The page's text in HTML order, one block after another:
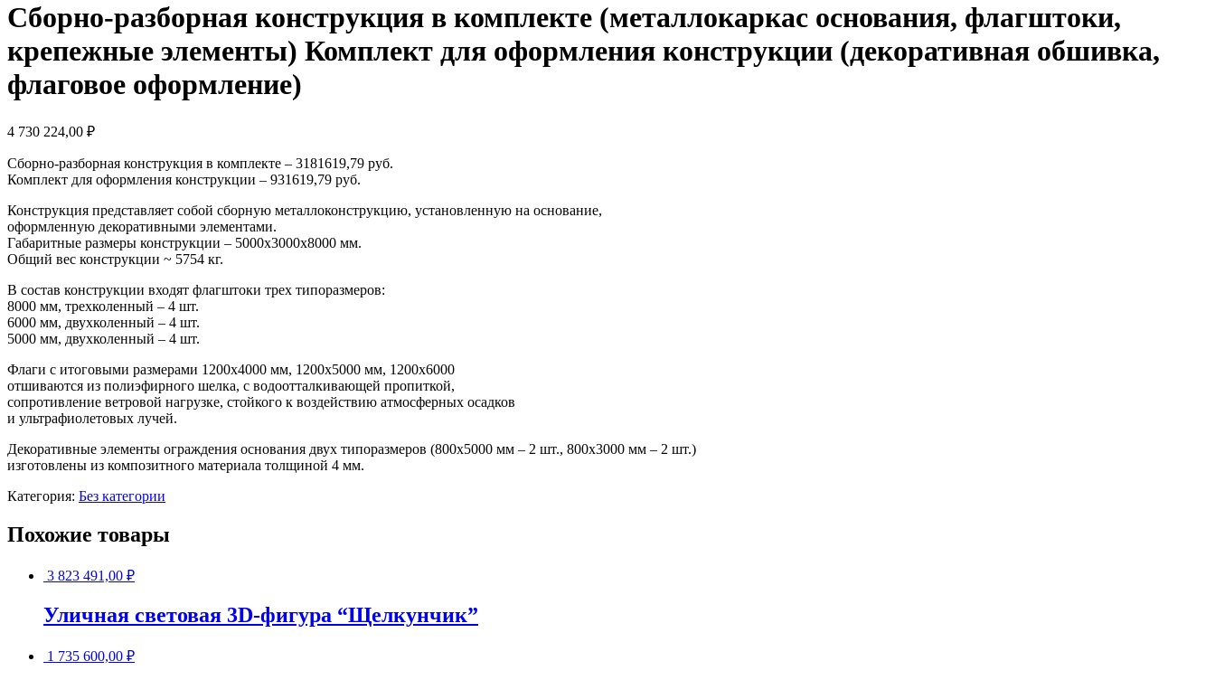
Сборно-разборная конструкция в комплекте (металлокаркас основания, флагштоки,
крепежные элементы) Комплект для оформления конструкции (декоративная обшивка,
флаговое оформление)
4 730 224,00 ₽
Сборно-разборная конструкция в комплекте – 3181619,79 руб.
Комплект для оформления конструкции – 931619,79 руб.
Конструкция представляет собой сборную металлоконструкцию, установленную на основание,
оформленную декоративными элементами.
Габаритные размеры конструкции – 5000х3000х8000 мм.
Общий вес конструкции ~ 5754 кг.
В состав конструкции входят флагштоки трех типоразмеров:
8000 мм, трехколенный – 4 шт.
6000 мм, двухколенный – 4 шт.
5000 мм, двухколенный – 4 шт.
Флаги с итоговыми размерами 1200х4000 мм, 1200х5000 мм, 1200х6000
отшиваются из полиэфирного шелка, с водоотталкивающей пропиткой,
сопротивление ветровой нагрузке, стойкого к воздействию атмосферных осадков
и ультрафиолетовых лучей.
Декоративные элементы ограждения основания двух типоразмеров (800х5000 мм – 2 шт., 800х3000 мм – 2 шт.)
изготовлены из композитного материала толщиной 4 мм.
Категория: Без категории
Похожие товары
3 823 491,00 ₽
Уличная световая 3D-фигура “Щелкунчик”
1 735 600,00 ₽